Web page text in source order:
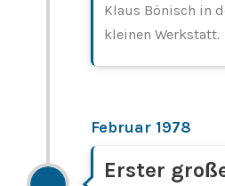
Klaus Bönisch in
kleinen Werkstatt.
Februar 1978
Erster